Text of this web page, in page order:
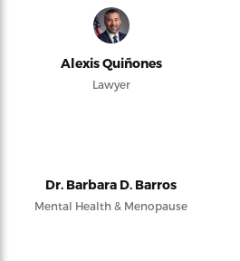
Alexis Quiñones
Lawyer
Dr. Barbara D. Barros
Mental Health & Menopause